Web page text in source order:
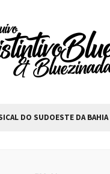
DO SUDOESTE DA BAHIA